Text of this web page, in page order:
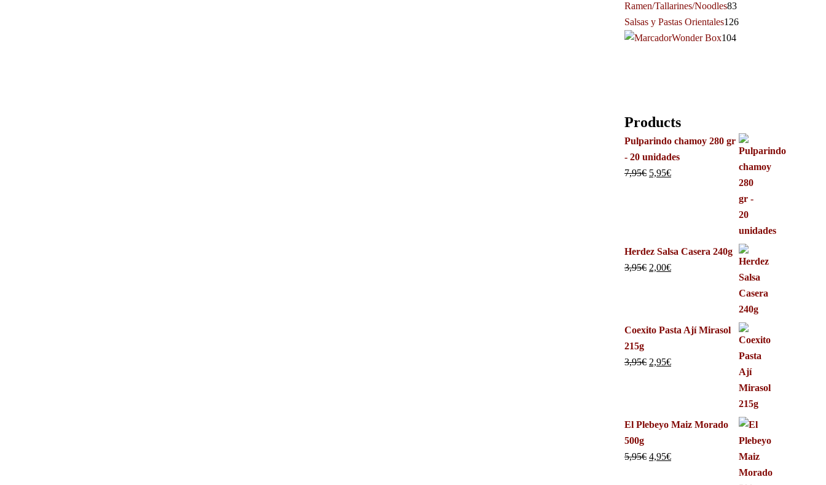
Ramen/Tallarines/Noodles83
Salsas y Pastas Orientales126
Wonder Box104
Products
Pulparindo chamoy 280 gr
- 20 unidades
7,95€ 5,95€
Herdez Salsa Casera 240g
3,95€ 2,00€
Coexito Pasta Ají Mirasol
215g
3,95€ 2,95€
El Plebeyo Maiz Morado
500g
5,95€ 4,95€